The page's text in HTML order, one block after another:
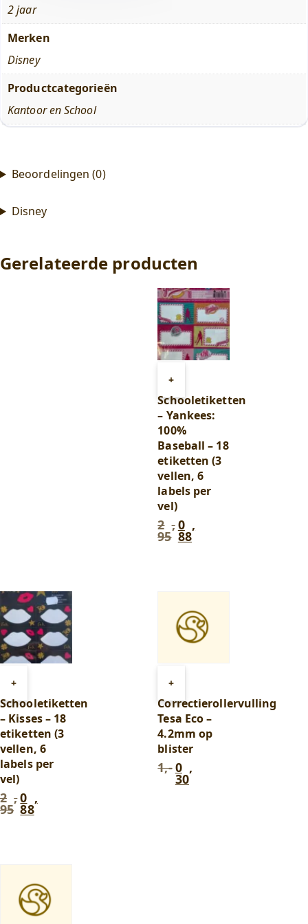
2 jaar
Merken
Disney
Productcategorieën
Kantoor en School
Beoordelingen (0)
Disney
Gerelateerde producten
+
aan
winkelwagen
Schooletiketten
– Yankees:
100%
Baseball – 18
etiketten (3
vellen, 6
labels per
vel)
2 ,
95
Oorspronkelijke
prijs
95.
0 ,
88
88.
+
aan
winkelwagen
Schooletiketten
– Kisses – 18
etiketten (3
vellen, 6
labels per
vel)
2 ,
95
Oorspronkelijke
prijs
95.
0 ,
88
Huidige
88.
+
aan
winkelwagen
Correctierollervulling
Tesa Eco –
4.2mm op
blister
1,- Oorspronkelijke
prijs
0 ,
30